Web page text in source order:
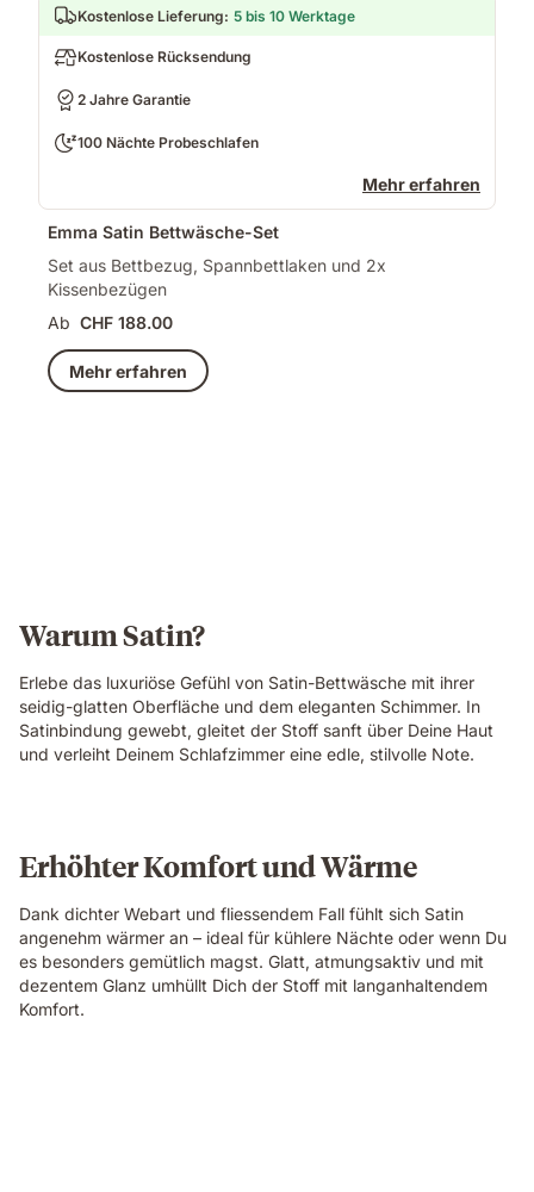
Kostenlose Lieferung: 5 bis 10 Werktage
Kostenlose Rücksendung
2 Jahre Garantie
100 Nächte Probeschlafen
Mehr erfahren
Emma Satin Bettwäsche-Set
Set aus Bettbezug, Spannbettlaken und 2x
Kissenbezügen
Ab CHF 188.00
Mehr erfahren
Warum Satin?
Erlebe das luxuriöse Gefühl von Satin-Bettwäsche mit ihrer
seidig-glatten Oberfläche und dem eleganten Schimmer. In
Satinbindung gewebt, gleitet der Stoff sanft über Deine Haut
und verleiht Deinem Schlafzimmer eine edle, stilvolle Note.
Erhöhter Komfort und Wärme
Dank dichter Webart und fliessendem Fall fühlt sich Satin
angenehm wärmer an – ideal für kühlere Nächte oder wenn Du
es besonders gemütlich magst. Glatt, atmungsaktiv und mit
dezentem Glanz umhüllt Dich der Stoff mit langanhaltendem
Komfort.